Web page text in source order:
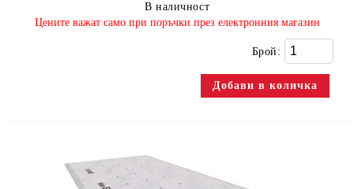
В наличност
​Цените важат само при поръчки през електронния магазин
Брой: